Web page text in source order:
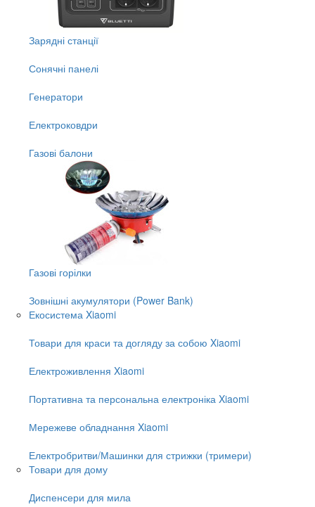
Зарядні станції
Сонячні панелі
Генератори
Електроковдри
Газові балони
Газові горілки
Зовнішні акумулятори (Power Bank)
Екосистема Xiaomi
Товари для краси та догляду за собою Xiaomi
Електроживлення Xiaomi
Портативна та персональна електроніка Xiaomi
Мережеве обладнання Xiaomi
Електробритви/Машинки для стрижки (тримери)
Товари для дому
Диспенсери для мила